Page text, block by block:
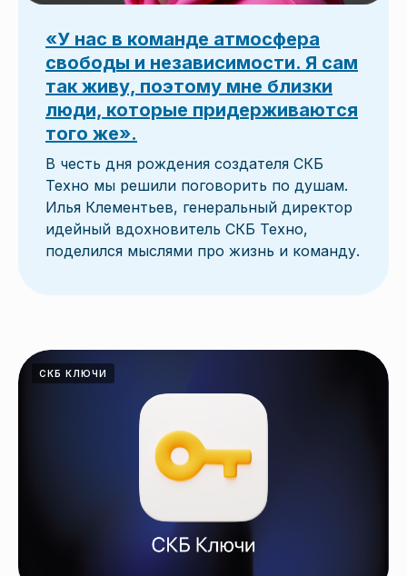
«У нас в команде атмосфера
свободы и независимости. Я сам
так живу, поэтому мне близки
люди, которые придерживаются
того же».
В честь дня рождения создателя СКБ
Техно мы решили поговорить по душам.
Илья Клементьев, генеральный директор
идейный вдохновитель СКБ Техно,
поделился мыслями про жизнь и команду.
СКБ КЛЮЧИ